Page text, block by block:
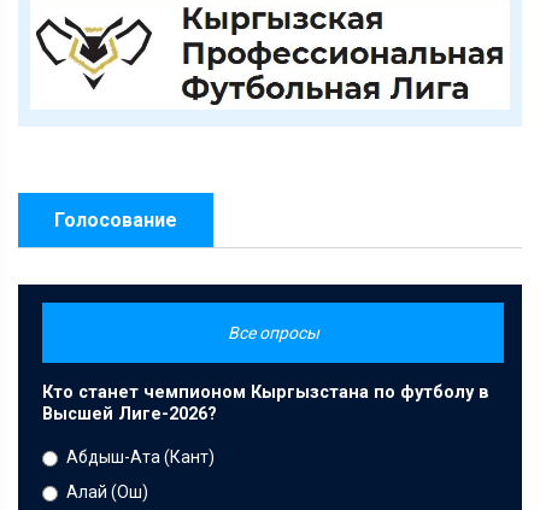
Голосование
Все опросы
Кто станет чемпионом Кыргызстана по футболу в
Высшей Лиге-2026?
Абдыш-Ата (Кант)
Алай (Ош)